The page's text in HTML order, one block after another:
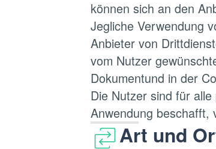
können sich an den
Jegliche Verwendung
Anbieter von
vom Nutzer
Dokumentund in der
Die Nutzer sind für
Anwendung beschafft,
Art und